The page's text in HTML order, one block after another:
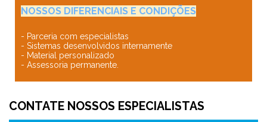
NOSSOS DIFERENCIAIS E CONDIÇÕES
- Parceria com especialistas
- Sistemas desenvolvidos internamente
- Material personalizado
- Assessoria permanente.
CONTATE NOSSOS ESPECIALISTAS